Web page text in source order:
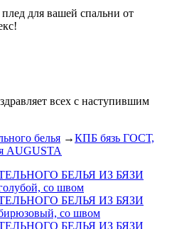
для вашей спальни от
всех с наступившим
белья →КПБ бязь ГОСТ,
AUGUSTA